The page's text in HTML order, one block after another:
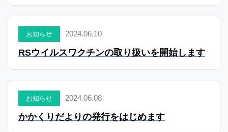
お知らせ 2024.06.10
RSウイルスワクチンの取り扱いを開始します
お知らせ 2024.06.08
かかくりだよりの発行をはじめます